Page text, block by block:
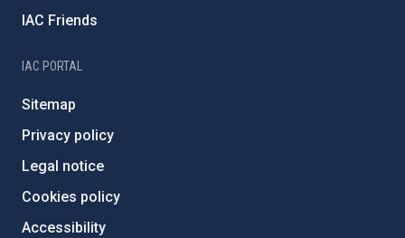
IAC Friends
IAC PORTAL
Sitemap
Privacy policy
Legal notice
Cookies policy
Accessibility